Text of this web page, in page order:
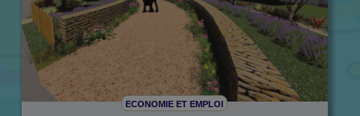
ECONOMIE ET EMPLOI